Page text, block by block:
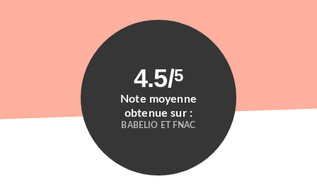
4.5/5
Note moyenne
obtenue sur :
BABELIO ET FNAC